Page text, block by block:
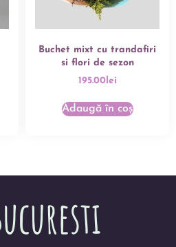
Buchet mixt cu trandafiri
si flori de sezon
195.00lei
Adaugă în coș